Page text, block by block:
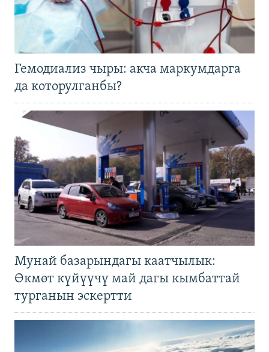
Гемодиализ чыры: акча маркумдарга
да которулганбы?
Мунай базарындагы каатчылык:
Өкмөт күйүүчү май дагы кымбаттай
турганын эскертти